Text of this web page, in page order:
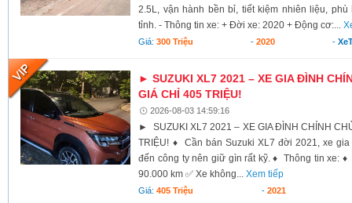
2.5L, vận hành bền bỉ, tiết kiệm nhiên liệu,
tỉnh. - Thông tin xe: + Đời xe: 2020 + Động cơ:...
Giá:300 Triệu -2020 -
► SUZUKI XL7 2021 – XE GIA ĐÌNH
GIÁ CHỈ 405 TRIỆU!
2026-08-03 14:59:16
► SUZUKI XL7 2021 – XE GIA ĐÌNH CHÍNH
TRIỆU! ♦ Cần bán Suzuki XL7 đời 2021, xe
đến công ty nên giữ gìn rất kỹ. ♦ Thông tin xe:
90.000 km ✅ Xe không...Xem tiếp
Giá:405 Triệu - 2021